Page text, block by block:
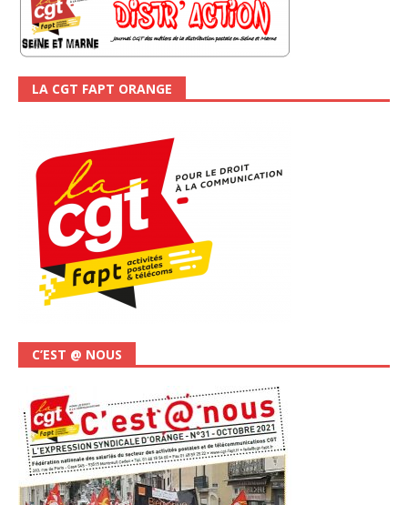
LA CGT FAPT ORANGE
C’EST @ NOUS